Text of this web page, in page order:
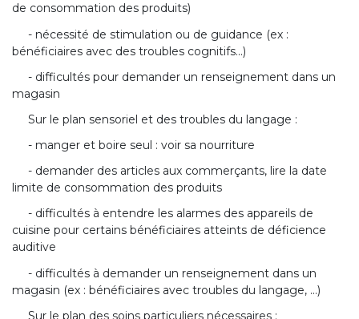
de consommation des produits)
- nécessité de stimulation ou de guidance (ex :
bénéficiaires avec des troubles cognitifs...)
- difficultés pour demander un renseignement dans un
magasin
Sur le plan sensoriel et des troubles du langage :
- manger et boire seul : voir sa nourriture
- demander des articles aux commerçants, lire la date
limite de consommation des produits
- difficultés à entendre les alarmes des appareils de
cuisine pour certains bénéficiaires atteints de déficience
auditive
- difficultés à demander un renseignement dans un
magasin (ex : bénéficiaires avec troubles du langage, ...)
Sur le plan des soins particuliers nécessaires :